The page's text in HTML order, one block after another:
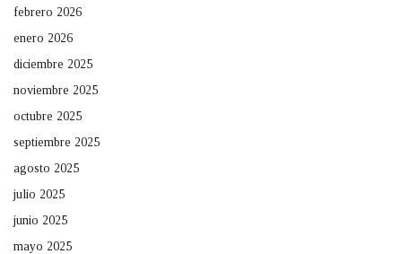
febrero 2026
enero 2026
diciembre 2025
noviembre 2025
octubre 2025
septiembre 2025
agosto 2025
julio 2025
junio 2025
mayo 2025